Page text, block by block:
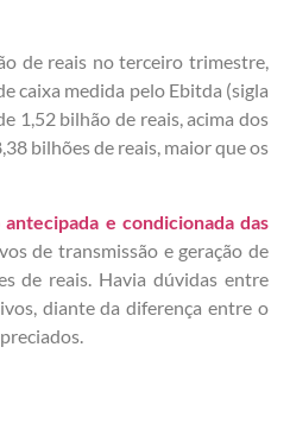
de reais no terceiro trimestre,
caixa medida pelo Ebitda (sigla
1,52 bilhão de reais, acima dos
bilhões de reais, maior que os
e condicionada das
de transmissão e geração de
de reais. Havia dúvidas entre
diante da diferença entre o